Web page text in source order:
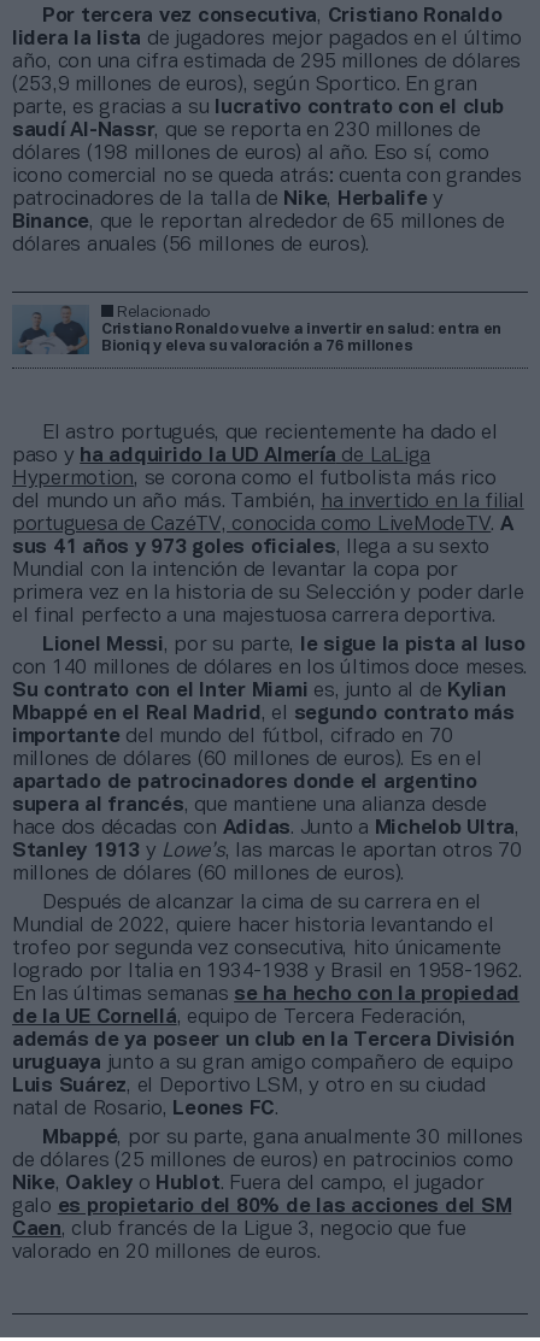
Por tercera vez consecutiva, Cristiano Ronaldo
lidera la lista de jugadores mejor pagados en el último
año, con una cifra estimada de 295 millones de dólares
(253,9 millones de euros), según Sportico. En gran
parte, es gracias a su
lucrativo contrato con el club
saudí Al-Nassr, que se reporta en 230 millones de
dólares (198 millones de euros) al año. Eso sí, como
icono comercial no se queda atrás: cuenta con grandes
patrocinadores de la talla de Nike, Herbalife y
Binance, que le reportan alrededor de 65 millones de
dólares anuales (56 millones de euros).
Relacionado
Cristiano Ronaldo vuelve a invertir en salud: entra en
Bioniq y eleva su valoración a 76 millones
El astro portugués, que recientemente ha dado el
paso y ha adquirido la UD Almería de LaLiga
Hypermotion, se corona como el futbolista más rico
del mundo un año más. También, ha invertido en la filial
portuguesa de CazéTV, conocida como LiveModeTV. A
sus 41 años y 973 goles oficiales, llega a su sexto
Mundial con la intención de levantar la copa por
primera vez en la historia de su Selección y poder darle
el final perfecto a una majestuosa carrera deportiva.
Lionel Messi , por su parte,
le sigue la pista al luso
con 140 millones de dólares en los últimos doce meses.
Su contrato con el Inter Miami es, junto al de Kylian
Mbappé en el Real Madrid , el segundo contrato más
importante del mundo del fútbol, cifrado en 70
millones de dólares (60 millones de euros). Es en el
apartado de patrocinadores donde el argentino
supera al francés, que mantiene una alianza desde
hace dos décadas con Adidas. Junto a Michelob Ultra,
Stanley 1913 y Lowe’s, las marcas le aportan otros 70
millones de dólares (60 millones de euros).
Después de alcanzar la cima de su carrera en el
Mundial de 2022, quiere hacer historia levantando el
trofeo por segunda vez consecutiva, hito únicamente
logrado por Italia en 1934-1938 y Brasil en 1958-1962.
En las últimas semanas se ha hecho con la propiedad
de la UE Cornellá, equipo de Tercera Federación,
además de ya poseer un club en la Tercera División
uruguaya junto a su gran amigo compañero de equipo
Luis Suárez, el Deportivo LSM, y otro en su ciudad
natal de Rosario, Leones FC.
Mbappé, por su parte, gana anualmente 30 millones
de dólares (25 millones de euros) en patrocinios como
Nike, Oakleyo Hublot. Fuera del campo, el jugador
galo es propietario del 80% de las acciones del SM
Caen, club francés de la Ligue 3, negocio que fue
valorado en 20 millones de euros.